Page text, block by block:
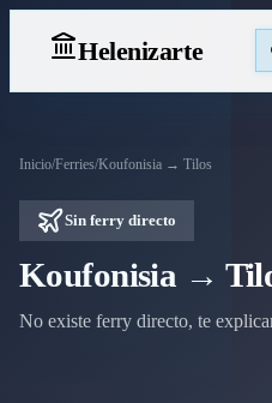
Helenizarte
Inicio/Ferries/Koufonisia → Tilos
Sin ferry directo
Koufonisia →
No existe ferry directo, te